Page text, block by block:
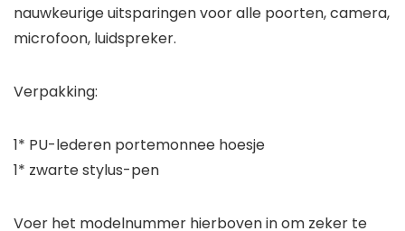
nauwkeurige uitsparingen voor alle poorten, camera,
microfoon, luidspreker.
Verpakking:
1* PU-lederen portemonnee hoesje
1* zwarte stylus-pen
Voer het modelnummer hierboven in om zeker te